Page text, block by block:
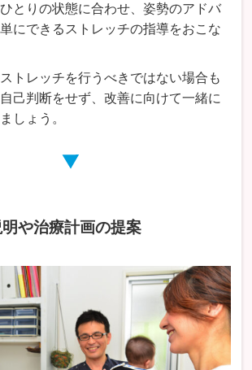
とりの状態に合わせ、姿勢のアドバ
にできるストレッチの指導をおこな
トレッチを行うべきではない場合も
己判断をせず、改善に向けて一緒に
しょう。
や治療計画の提案